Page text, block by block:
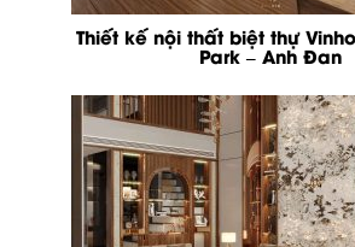
Thiết kế nội thất biệt thự
Park – Anh Đan